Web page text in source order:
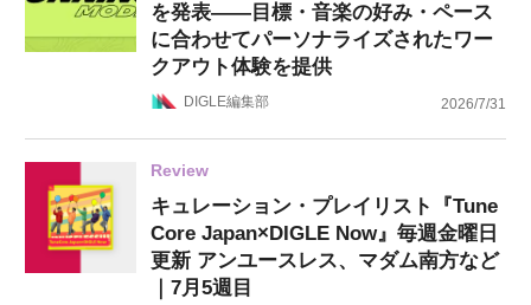
を発表——目標・音楽の好み・ペース
に合わせてパーソナライズされたワー
クアウト体験を提供
DIGLE編集部 2026/7/31
Review
キュレーション・プレイリスト『Tune
Core Japan×DIGLE Now』毎週金曜日
更新 アンユースレス、マダム南方など
｜7月5週目